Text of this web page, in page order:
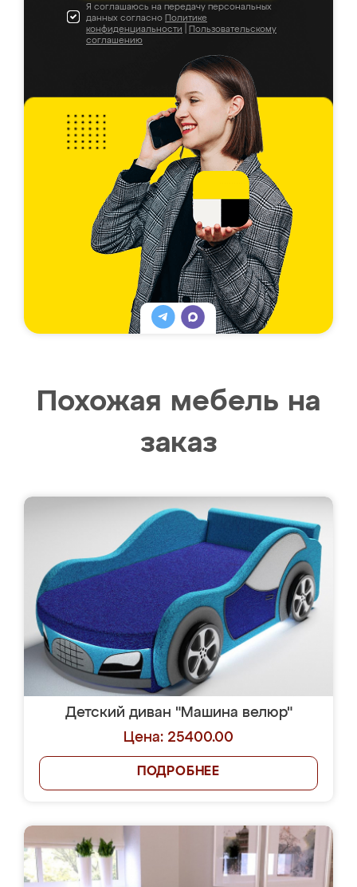
Я соглашаюсь на передачу персональных
данных согласно Политике
конфиденциальности
Пользовательскому
соглашению
Похожая мебель на
заказ
Детский диван "Машина велюр"
Цена: 25400.00
ПОДРОБНЕЕ